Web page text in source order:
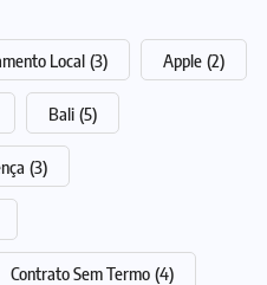
Local (3) Apple (2)
Bali (5)
(3)
Contrato Sem Termo (4)